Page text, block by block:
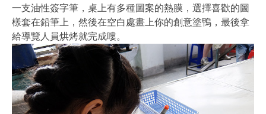
一支油性簽字筆，桌上有多種圖案的熱膜，選擇喜歡的圖
樣套在鉛筆上，然後在空白處畫上你的創意塗鴨，最後拿
給導覽人員烘烤就完成嘍。